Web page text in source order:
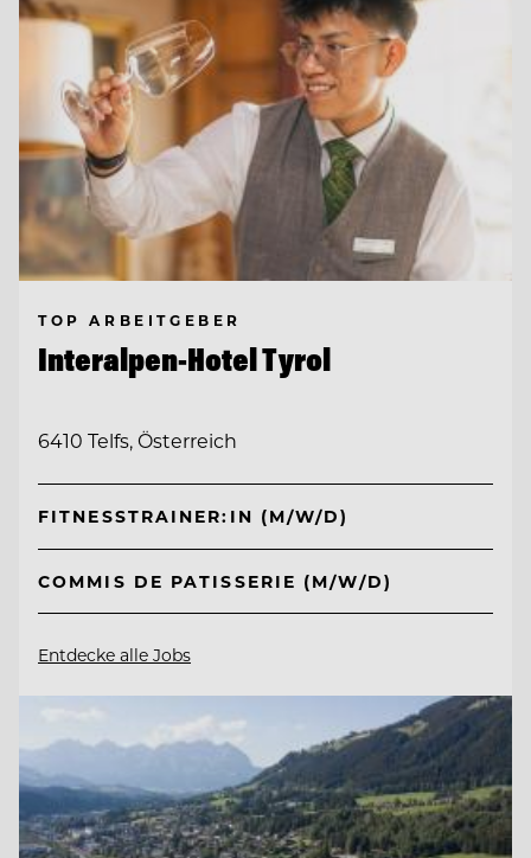
TOP ARBEITGEBER
Interalpen-Hotel Tyrol
6410 Telfs, Österreich
FITNESSTRAINER:IN (M/W/D)
COMMIS DE PATISSERIE (M/W/D)
Entdecke alle Jobs